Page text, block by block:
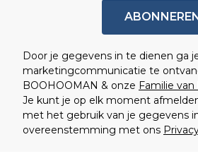
Door je gegevens in te dienen ga
marketingcommunicatie te
BOOHOOMAN & onze Familie
Je kunt je op elk moment
met het gebruik van je gegevens
overeenstemming met ons